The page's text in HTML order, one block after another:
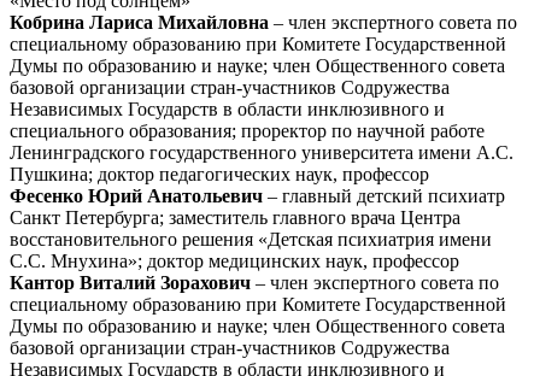
Кобрина Лариса Михайловна – член экспертного совета по
специальному образованию при Комитете Государственной
Думы по образованию и науке; член Общественного совета
базовой организации стран-участников Содружества
Независимых Государств в области инклюзивного и
специального образования; проректор по научной работе
Ленинградского государственного университета имени А.С.
Пушкина; доктор педагогических наук, профессор
Фесенко Юрий Анатольевич – главный детский психиатр
Санкт Петербурга; заместитель главного врача Центра
восстановительного решения «Детская психиатрия имени
С.С. Мнухина»; доктор медицинских наук, профессор
Кантор Виталий Зорахович – член экспертного совета по
специальному образованию при Комитете Государственной
Думы по образованию и науке; член Общественного совета
базовой организации стран-участников Содружества
Независимых Государств в области инклюзивного и